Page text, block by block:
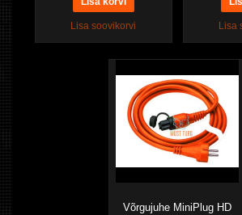
Lisa soovikorvi Lisa
Võrgujuhe MiniPlug HD